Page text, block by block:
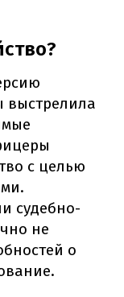
выстрелила
с целью
судебно-
не
о